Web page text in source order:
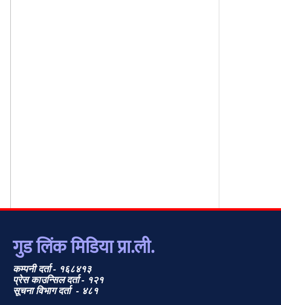
गुड लिंक मिडिया प्रा.ली.
कम्पनी दर्ता - १६८४१३
प्रेस काउन्सिल दर्ता - १२१
सूचना विभाग दर्ता - ४८१